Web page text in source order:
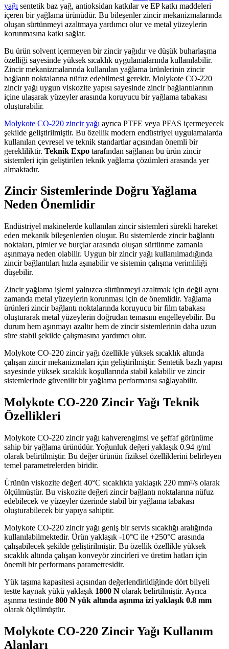
yağı sentetik baz yağ, antioksidan katkılar ve EP katkı maddeleri
içeren bir yağlama ürünüdür. Bu bileşenler zincir mekanizmalarında
oluşan sürtünmeyi azaltmaya yardımcı olur ve metal yüzeylerin
korunmasına katkı sağlar.
Bu ürün solvent içermeyen bir zincir yağıdır ve düşük buharlaşma
özelliği sayesinde yüksek sıcaklık uygulamalarında kullanılabilir.
Zincir mekanizmalarında kullanılan yağlama ürünlerinin zincir
bağlantı noktalarına nüfuz edebilmesi gerekir. Molykote CO-220
zincir yağı uygun viskozite yapısı sayesinde zincir bağlantılarının
içine ulaşarak yüzeyler arasında koruyucu bir yağlama tabakası
oluşturabilir.
Molykote CO-220 zincir yağı ayrıca PTFE veya PFAS içermeyecek
şekilde geliştirilmiştir. Bu özellik modern endüstriyel uygulamalarda
kullanılan çevresel ve teknik standartlar açısından önemli bir
gerekliliktir. Teknik Expo tarafından sağlanan bu ürün zincir
sistemleri için geliştirilen teknik yağlama çözümleri arasında yer
almaktadır.
Zincir Sistemlerinde Doğru Yağlama
Neden Önemlidir
Endüstriyel makinelerde kullanılan zincir sistemleri sürekli hareket
eden mekanik bileşenlerden oluşur. Bu sistemlerde zincir bağlantı
noktaları, pimler ve burçlar arasında oluşan sürtünme zamanla
aşınmaya neden olabilir. Uygun bir zincir yağı kullanılmadığında
zincir bağlantıları hızla aşınabilir ve sistemin çalışma verimliliği
düşebilir.
Zincir yağlama işlemi yalnızca sürtünmeyi azaltmak için değil aynı
zamanda metal yüzeylerin korunması için de önemlidir. Yağlama
ürünleri zincir bağlantı noktalarında koruyucu bir film tabakası
oluşturarak metal yüzeylerin doğrudan temasını engelleyebilir. Bu
durum hem aşınmayı azaltır hem de zincir sistemlerinin daha uzun
süre stabil şekilde çalışmasına yardımcı olur.
Molykote CO-220 zincir yağı özellikle yüksek sıcaklık altında
çalışan zincir mekanizmaları için geliştirilmiştir. Sentetik bazlı yapısı
sayesinde yüksek sıcaklık koşullarında stabil kalabilir ve zincir
sistemlerinde güvenilir bir yağlama performansı sağlayabilir.
Molykote CO-220 Zincir Yağı Teknik
Özellikleri
Molykote CO-220 zincir yağı kahverengimsi ve şeffaf görünüme
sahip bir yağlama ürünüdür. Yoğunluk değeri yaklaşık 0.94 g/ml
olarak belirtilmiştir. Bu değer ürünün fiziksel özelliklerini belirleyen
temel parametrelerden biridir.
Ürünün viskozite değeri 40°C sıcaklıkta yaklaşık 220 mm²/s olarak
ölçülmüştür. Bu viskozite değeri zincir bağlantı noktalarına nüfuz
edebilecek ve yüzeyler üzerinde stabil bir yağlama tabakası
oluşturabilecek bir yapıya sahiptir.
Molykote CO-220 zincir yağı geniş bir servis sıcaklığı aralığında
kullanılabilmektedir. Ürün yaklaşık -10°C ile +250°C arasında
çalışabilecek şekilde geliştirilmiştir. Bu özellik özellikle yüksek
sıcaklık altında çalışan konveyör zincirleri ve üretim hatları için
önemli bir performans parametresidir.
Yük taşıma kapasitesi açısından değerlendirildiğinde dört bilyeli
testte kaynak yükü yaklaşık 1800 N olarak belirtilmiştir. Ayrıca
aşınma testinde 800 N yük altında aşınma izi yaklaşık 0.8 mm
olarak ölçülmüştür.
Molykote CO-220 Zincir Yağı Kullanım
Alanları